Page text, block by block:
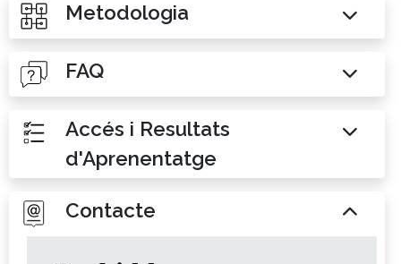
Metodologia
FAQ
Accés i Resultats
d'Aprenentatge
Contacte